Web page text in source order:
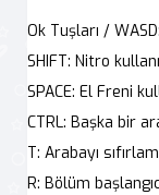
Ok Tuşları /
SHIFT: Nitro
SPACE: El Freni
CTRL: Başka bir
T: Arabayı
R: Bölüm